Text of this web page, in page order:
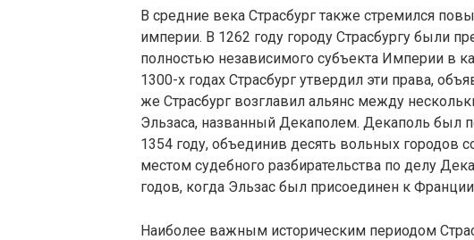
В средние века Страсбург также стремился
империи. В 1262 году городу Страсбургу были
полностью независимого субъекта Империи в
1300-х годах Страсбург утвердил эти права,
же Страсбург возглавил альянс между
Эльзаса, названный Декаполем. Декаполь был
1354 году, объединив десять вольных городов
местом судебного разбирательства по делу
годов, когда Эльзас был присоединен к
Наиболее важным историческим периодом